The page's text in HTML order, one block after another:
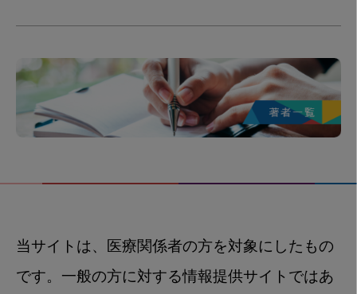
当サイトは、医療関係者の方を対象にしたもの
です。一般の方に対する情報提供サイトではあ